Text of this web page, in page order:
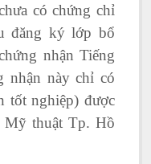
có chứng chỉ
đăng ký lớp bổ
nhận Tiếng
nhận này chỉ có
tốt nghiệp) được
Mỹ thuật Tp. Hồ